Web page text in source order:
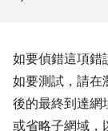
如要偵錯這項錯
如要測試，請在
後的最終到達網
或省略子網域，